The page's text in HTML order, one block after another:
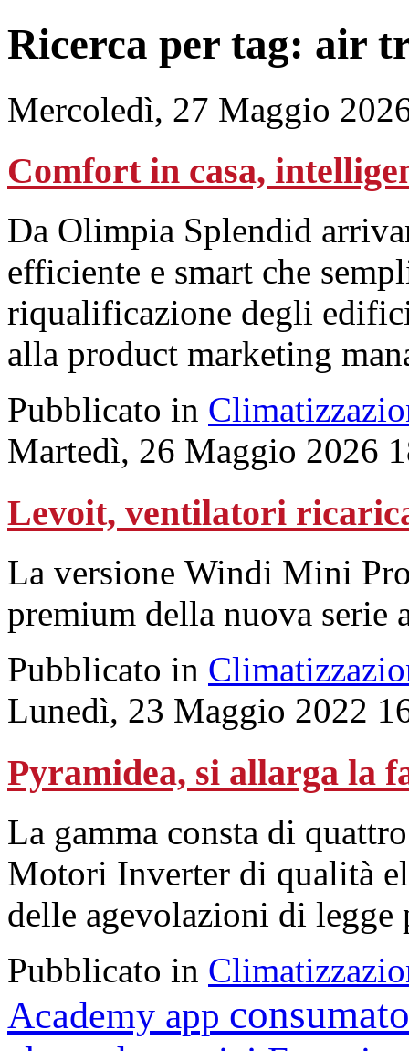
Ricerca per tag: air
Mercoledì, 27 Maggio
Comfort in casa,
Da Olimpia Splendid
efficiente e smart che
riqualificazione degli
alla product marketing
Pubblicato in
Martedì, 26 Maggio 2026
Levoit, ventilatori
La versione Windi Mini
premium della nuova serie
Pubblicato in
Lunedì, 23 Maggio 2022
Pyramidea, si allarga la
La gamma consta di
Motori Inverter di qualità
delle agevolazioni di
Pubblicato in
Academy app